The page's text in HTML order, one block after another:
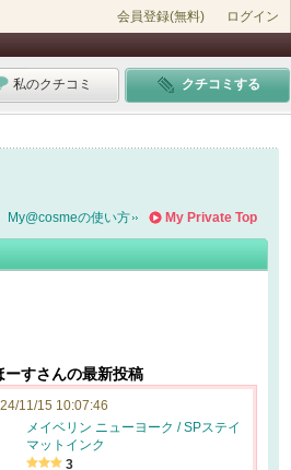
会員登録(無料) ログイン
私のクチコミ クチコミする
My Private Top
My@cosmeの使い方
ーすさんの最新投稿
11/15 10:07:46
メイベリン ニューヨーク / SPステイ
マットインク
3